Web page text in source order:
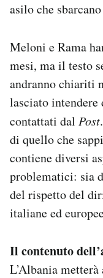
asilo che
Meloni e Rama
mesi, ma il testo
andranno chiariti
lasciato
contattati dal Post
di quello che
contiene diversi
problematici: sia
del rispetto del
italiane ed
Il contenuto
L’Albania